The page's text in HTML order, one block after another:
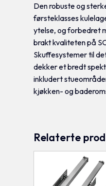
Den robuste og
førsteklasses
ytelse, og forbedret
brakt kvaliteten på
Skuffesystemer til
dekker et bredt
inkludert
kjøkken- og
Relaterte